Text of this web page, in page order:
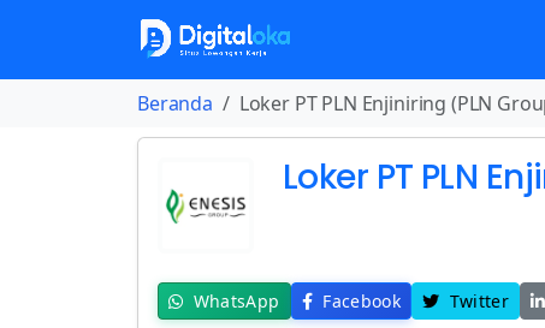
Beranda Loker PT PLN Enjiniring (PLN
Loker PT PLN
WhatsApp Facebook Twitter